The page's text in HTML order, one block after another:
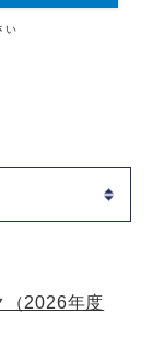
い
（2026年度